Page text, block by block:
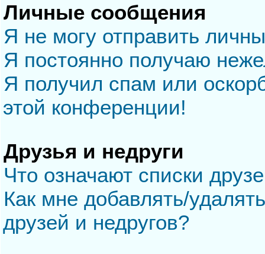
Личные сообщения
Я не могу отправить
Я постоянно получаю
Я получил спам или
этой конференции!
Друзья и недруги
Что означают списки
Как мне добавлять/
друзей и недругов?